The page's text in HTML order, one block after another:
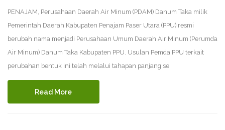
PENAJAM, Perusahaan Daerah Air Minum (PDAM) Danum Taka milik
Pemerintah Daerah Kabupaten Penajam Paser Utara (PPU) resmi
berubah nama menjadi Perusahaan Umum Daerah Air Minum (Perumda
Air Minum) Danum Taka Kabupaten PPU. Usulan Pemda PPU terkait
perubahan bentuk ini telah melalui tahapan panjang se
Read More